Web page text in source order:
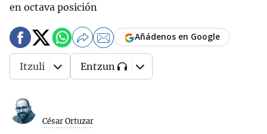
en octava posición
César Ortuzar
Añádenos en Google
Itzuli Entzun